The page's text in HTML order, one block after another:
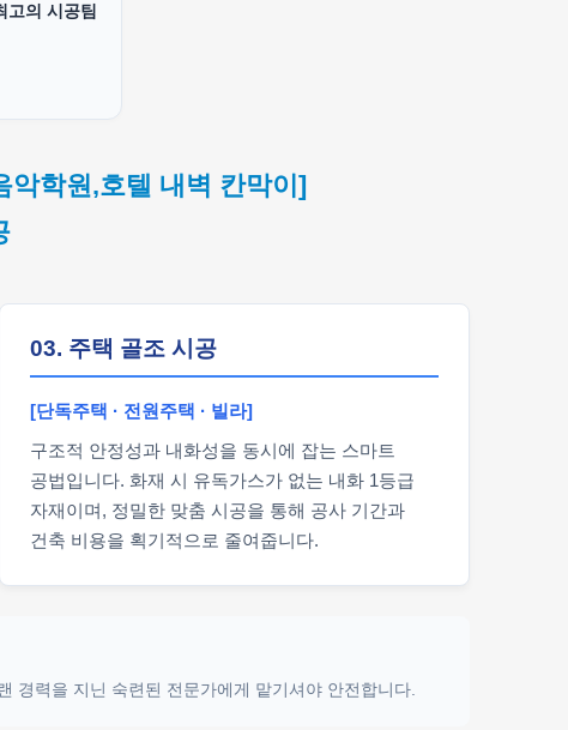
고의 시공팀
악학원,호텔 내벽 칸막이]
03. 주택 골조 시공
[단독주택 · 전원주택 · 빌라]
구조적 안정성과 내화성을 동시에 잡는 스마트
공법입니다. 화재 시 유독가스가 없는 내화 1등급
자재이며, 정밀한 맞춤 시공을 통해 공사 기간과
건축 비용을 획기적으로 줄여줍니다.
경력을 지닌 숙련된 전문가에게 맡기셔야 안전합니다.